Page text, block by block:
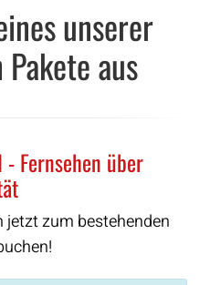
unserer
aus
- Fernsehen über
jetzt zum bestehenden